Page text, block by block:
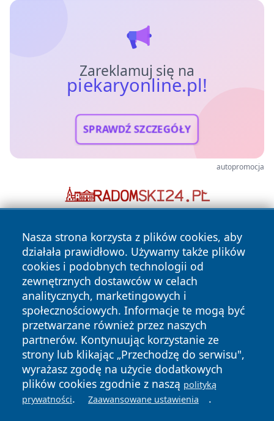
Zareklamuj się na
piekaryonline.pl!
SPRAWDŹ SZCZEGÓŁY
autopromocja
Nasza strona korzysta z plików cookies, aby
działała prawidłowo. Używamy także plików
cookies i podobnych technologii od
zewnętrznych dostawców w celach
analitycznych, marketingowych i
społecznościowych. Informacje te mogą być
przetwarzane również przez naszych
partnerów. Kontynuując korzystanie ze
strony lub klikając „Przechodzę do serwisu",
wyrażasz zgodę na użycie dodatkowych
plików cookies zgodnie z naszą polityką
prywatności. Zaawansowane ustawienia .
Copyright © 2026 piekaryonline.pl Wszystkie prawa
zastrzeżone.
News Autorzy
Polityka
Prywatności
Polityka
Cookies